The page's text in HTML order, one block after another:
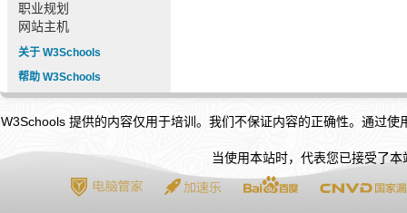
职业规划
网站主机
关于 W3Schools
帮助 W3Schools
W3Schools 提供的内容仅用于培训。我们不保证内容的正确性。通过
当使用本站时，代表您已接受了本